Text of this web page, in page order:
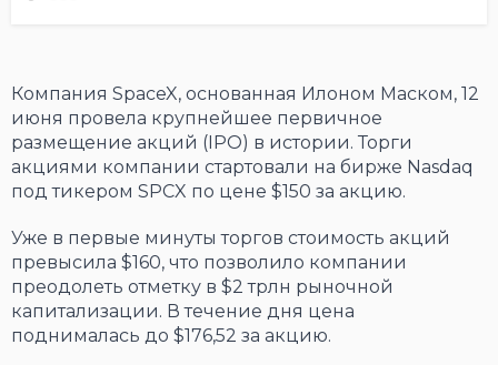
Компания SpaceX, основанная Илоном Маском, 12
июня провела крупнейшее первичное
размещение акций (IPO) в истории. Торги
акциями компании стартовали на бирже Nasdaq
под тикером SPCX по цене $150 за акцию.
Уже в первые минуты торгов стоимость акций
превысила $160, что позволило компании
преодолеть отметку в $2 трлн рыночной
капитализации. В течение дня цена
поднималась до $176,52 за акцию.